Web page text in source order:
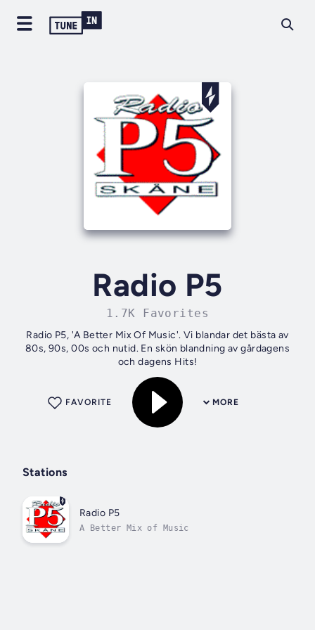
Radio P5
1.7K Favorites
Radio P5, 'A Better Mix Of Music'. Vi blandar det bästa av
80s, 90s, 00s och nutid. En skön blandning av gårdagens
och dagens Hits!
MORE
FAVORITE
Stations
Radio P5
A Better Mix of Music